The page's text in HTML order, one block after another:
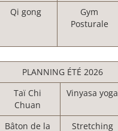
Qi gong
Gym
Posturale
PLANNING ÉTÉ 2026
Taï Chi
Chuan
Vinyasa yoga
Bâton de la
Stretching